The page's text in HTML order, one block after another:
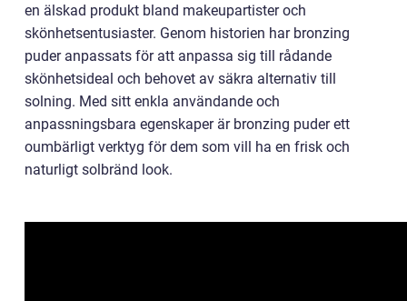
en älskad produkt bland makeupartister och
skönhetsentusiaster. Genom historien har bronzing
puder anpassats för att anpassa sig till rådande
skönhetsideal och behovet av säkra alternativ till
solning. Med sitt enkla användande och
anpassningsbara egenskaper är bronzing puder ett
oumbärligt verktyg för dem som vill ha en frisk och
naturligt solbränd look.